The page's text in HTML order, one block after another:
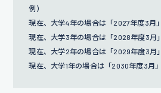
例）
現在、大学4年の場合は「2027年度3月」
現在、大学3年の場合は「2028年度3月」
現在、大学2年の場合は「2029年度3月」
現在、大学1年の場合は「2030年度3月」